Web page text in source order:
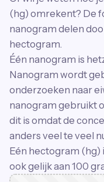
(hg) omrekent? De
nanogram delen
hectogram.
Één nanogram is
Nanogram wordt
onderzoeken naar
nanogram gebruikt
dit is omdat de
anders veel te veel
Eén hectogram (hg)
ook gelijk aan 100